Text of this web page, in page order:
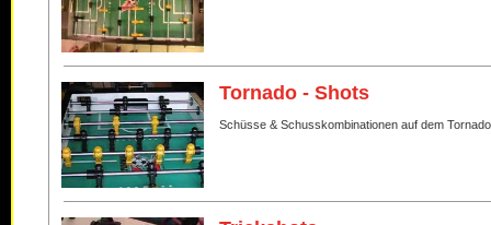
Tornado - Shots
Schüsse & Schusskombinationen auf dem